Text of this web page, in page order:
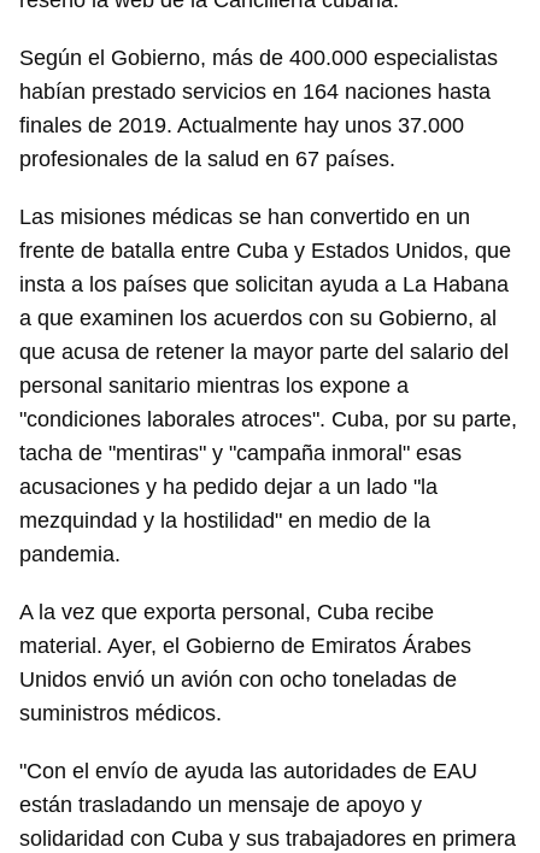
Según el Gobierno, más de 400.000 especialistas
habían prestado servicios en 164 naciones hasta
finales de 2019. Actualmente hay unos 37.000
profesionales de la salud en 67 países.
Las misiones médicas se han convertido en un
frente de batalla entre Cuba y Estados Unidos, que
insta a los países que solicitan ayuda a La Habana
a que examinen los acuerdos con su Gobierno, al
que acusa de retener la mayor parte del salario del
personal sanitario mientras los expone a
"condiciones laborales atroces". Cuba, por su parte,
tacha de "mentiras" y "campaña inmoral" esas
acusaciones y ha pedido dejar a un lado "la
mezquindad y la hostilidad" en medio de la
pandemia.
A la vez que exporta personal, Cuba recibe
material. Ayer, el Gobierno de Emiratos Árabes
Unidos envió un avión con ocho toneladas de
suministros médicos.
"Con el envío de ayuda las autoridades de EAU
están trasladando un mensaje de apoyo y
solidaridad con Cuba y sus trabajadores en primera